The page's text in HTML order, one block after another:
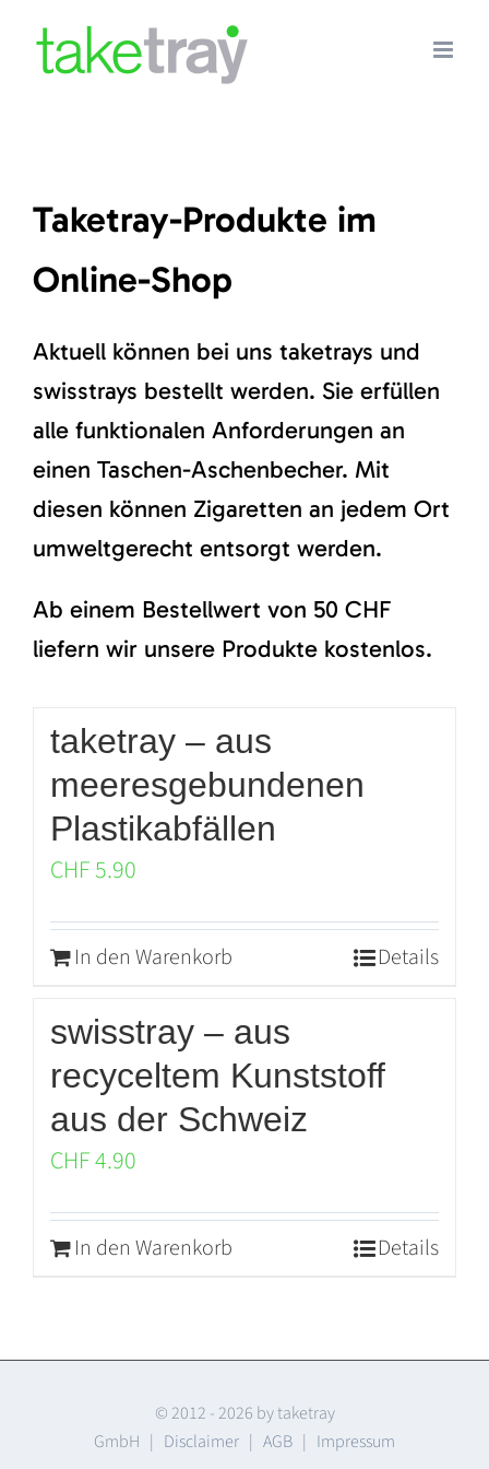
Taketray-Produkte im
Online-Shop
Aktuell können bei uns taketrays und
swisstrays bestellt werden. Sie erfüllen
alle funktionalen Anforderungen an
einen Taschen-Aschenbecher. Mit
diesen können Zigaretten an jedem Ort
umweltgerecht entsorgt werden.
Ab einem Bestellwert von 50 CHF
liefern wir unsere Produkte kostenlos.
taketray – aus
meeresgebundenen
Plastikabfällen
CHF5.90
In den Warenkorb Details
swisstray – aus
recyceltem Kunststoff
aus der Schweiz
CHF4.90
In den Warenkorb Details
© 2012 - 2026 by taketray
GmbH | Disclaimer | AGB | Impressum